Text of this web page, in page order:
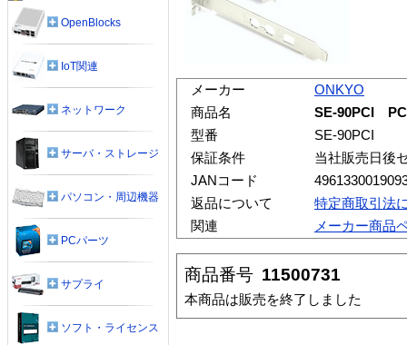
メーカー
ONKYO
商品名
SE-90PCI
型番
SE-90PCI
保証条件
当社販売日後
JANコード
返品について
特定商取引法
関連
メーカー商品
商品番号 11500731
本商品は販売を終了しました
OpenBlocks
IoT関連
ネットワーク
サーバ・ストレージ
パソコン・周辺機器
PCパーツ
サプライ
ソフト・ライセンス